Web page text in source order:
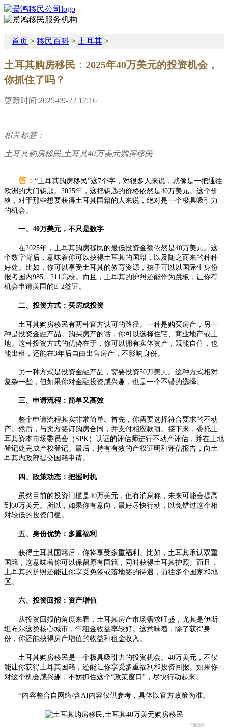
首页 > 移民百科 > 土耳其 >
土耳其购房移民：2025年40万美元的投资机会，
你抓住了吗？
更新时间:2025-09-22 17:16
相关标签：
土耳其购房移民,土耳其40万美元购房移民
答： “土耳其购房移民”这7个字，对很多人来说，就像是一把通往
欧洲的大门钥匙。2025年，这把钥匙的价格依然是40万美元。这个价
格，对于那些想要获得土耳其国籍的人来说，绝对是一个极具吸引力
的机会。
一、40万美元，不只是数字
在2025年，土耳其购房移民的最低投资金额依然是40万美元。这
个数字背后，意味着你可以获得土耳其的国籍，以及随之而来的种种
好处。比如，你可以享受土耳其的教育资源，孩子可以以国际生身份
报考国内985、211高校。而且，土耳其的护照还能作为跳板，让你有
机会申请美国的E-2签证。
二、投资方式：买房或投资
土耳其购房移民有两种官方认可的路径。一种是购买房产，另一
种是投资金融产品。购买房产的话，你可以选择住宅、商业地产或土
地。这种投资方式的优势在于，你可以拥有实体资产，既能自住，也
能出租，还能在3年后自由出售房产，不影响身份。
另一种方式是投资金融产品，需要投资50万美元。这种方式相对
复杂一些，但如果你对金融投资感兴趣，也是一个不错的选择。
三、申请流程：简单又高效
整个申请流程其实非常简单。首先，你需要选择符合要求的不动
产。然后，与卖方签订购房合同，并支付相应款项。接下来，委托土
耳其资本市场委员会（SPK）认证的评估师进行不动产评估，并在土地
登记处完成产权登记。最后，持有有效的产权证明和评估报告，向土
耳其内政部提交国籍申请。
四、政策动态：把握时机
虽然目前的投资门槛是40万美元，但有消息称，未来可能会提高
到60万美元。所以，如果你有意向，最好尽快行动，以免错过这个相
对较低的投资门槛。
五、身份优势：多重福利
获得土耳其国籍后，你将享受多重福利。比如，土耳其承认双重
国籍，这意味着你可以保留原有国籍，同时获得土耳其护照。而且，
土耳其的护照还能让你享受免签或落地签的待遇，前往多个国家和地
区。
六、投资回报：资产增值
从投资回报的角度来看，土耳其房产市场需求旺盛，尤其是伊斯
坦布尔这类核心城市，年租金收益率较好。这意味着，除了获得身
份，你还能获得房产增值的收益和租金收入。
土耳其购房移民是一个极具吸引力的投资机会。40万美元，不仅
能让你获得土耳其国籍，还能让你享受多重福利和投资回报。如果你
对这个机会感兴趣，不妨抓住这个“政策窗口”，尽快行动起来。
*内容整合自网络/含AI内容仅供参考，具体以官方政策为准。
©包图网